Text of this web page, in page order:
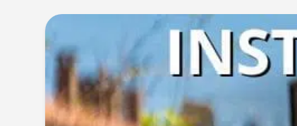
Menuiserie
Panneaux Photovoltaïque